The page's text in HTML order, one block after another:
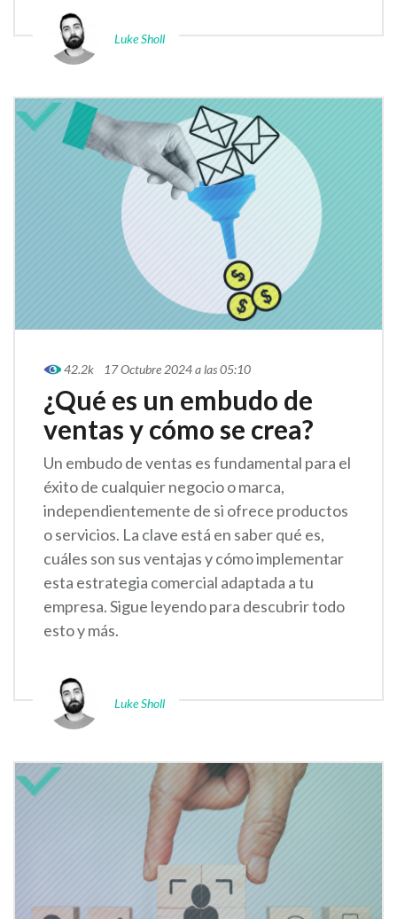
Luke Sholl
42.2k 17 Octubre 2024 a las 05:10
¿Qué es un embudo de
ventas y cómo se crea?
Un embudo de ventas es fundamental para el
éxito de cualquier negocio o marca,
independientemente de si ofrece productos
o servicios. La clave está en saber qué es,
cuáles son sus ventajas y cómo implementar
esta estrategia comercial adaptada a tu
empresa. Sigue leyendo para descubrir todo
esto y más.
Luke Sholl